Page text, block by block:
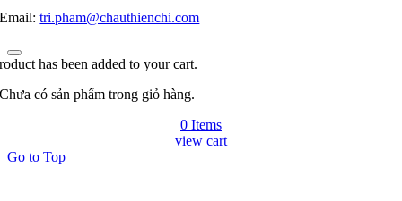
Email:tri.pham@chauthienchi.com
has been added to your cart.
Chưa có sản phẩm trong giỏ hàng.
0 Items
view cart
Go to Top